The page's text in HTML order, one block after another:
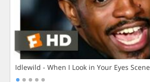
Idlewild - When I Look in Your Eyes Scene